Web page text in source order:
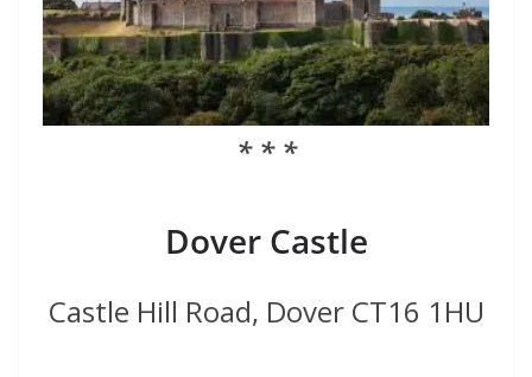
* * *
Dover Castle
Castle Hill Road, Dover CT16 1HU